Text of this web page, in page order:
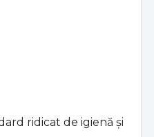
ridicat de igienă și